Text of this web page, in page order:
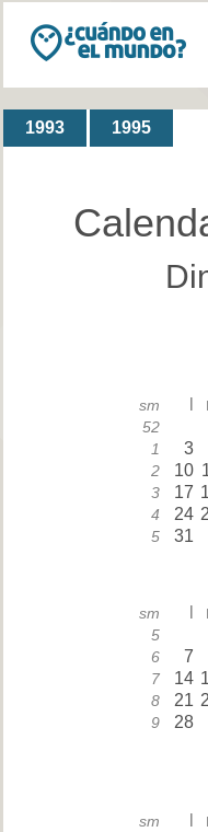
1993 1995
sm
52
1 3
2 10
3 17
4 24
5 31
sm
5
6 7
7 14
8 21
9 28
sm